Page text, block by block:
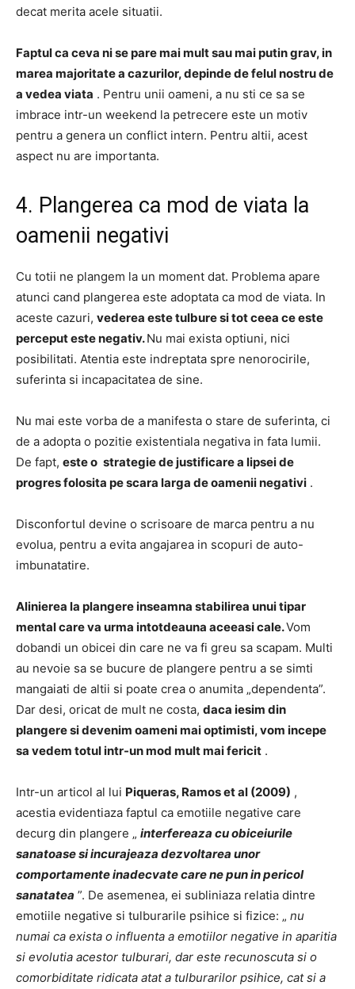
decat merita acele situatii.
Faptul ca ceva ni se pare mai mult sau mai putin grav, in
marea majoritate a cazurilor, depinde de felul nostru de
a vedea viata . Pentru unii oameni, a nu sti ce sa se
imbrace intr-un weekend la petrecere este un motiv
pentru a genera un conflict intern. Pentru altii, acest
aspect nu are importanta.
4. Plangerea ca mod de viata la
oamenii negativi
Cu totii ne plangem la un moment dat. Problema apare
atunci cand plangerea este adoptata ca mod de viata. In
aceste cazuri, vederea este tulbure si tot ceea ce este
perceput este negativ.Nu mai exista optiuni, nici
posibilitati. Atentia este indreptata spre nenorocirile,
suferinta si incapacitatea de sine.
Nu mai este vorba de a manifesta o stare de suferinta, ci
de a adopta o pozitie existentiala negativa in fata lumii.
De fapt, este o strategie de justificare a lipsei de
progres folosita pe scara larga de oamenii negativi .
Disconfortul devine o scrisoare de marca pentru a nu
evolua, pentru a evita angajarea in scopuri de auto-
imbunatatire.
Alinierea la plangere inseamna stabilirea unui tipar
mental care va urma intotdeauna aceeasi cale.Vom
dobandi un obicei din care ne va fi greu sa scapam. Multi
au nevoie sa se bucure de plangere pentru a se simti
mangaiati de altii si poate crea o anumita „dependenta”.
Dar desi, oricat de mult ne costa, daca iesim din
plangere si devenim oameni mai optimisti, vom incepe
sa vedem totul intr-un mod mult mai fericit .
Intr-un articol al lui Piqueras, Ramos et al (2009) ,
acestia evidentiaza faptul ca emotiile negative care
decurg din plangere „ interfereaza cu obiceiurile
sanatoase si incurajeaza dezvoltarea unor
comportamente inadecvate care ne pun in pericol
sanatatea ”. De asemenea, ei subliniaza relatia dintre
emotiile negative si tulburarile psihice si fizice: „ nu
numai ca exista o influenta a emotiilor negative in aparitia
si evolutia acestor tulburari, dar este recunoscuta si o
comorbiditate ridicata atat a tulburarilor psihice, cat si a